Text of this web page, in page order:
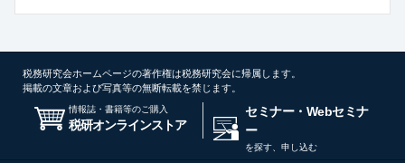
税務研究会ホームページの著作権は税務研究会に帰属します。
掲載の文章および写真等の無断転載を禁じます。
情報誌・書籍等のご購入
税研オンラインストア
セミナー・Webセミナ
ー
を探す、申し込む